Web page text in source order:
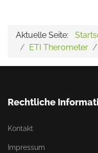
Aktuelle Seite:
ETI Therometer
Rechtliche
Kontakt
Impressum